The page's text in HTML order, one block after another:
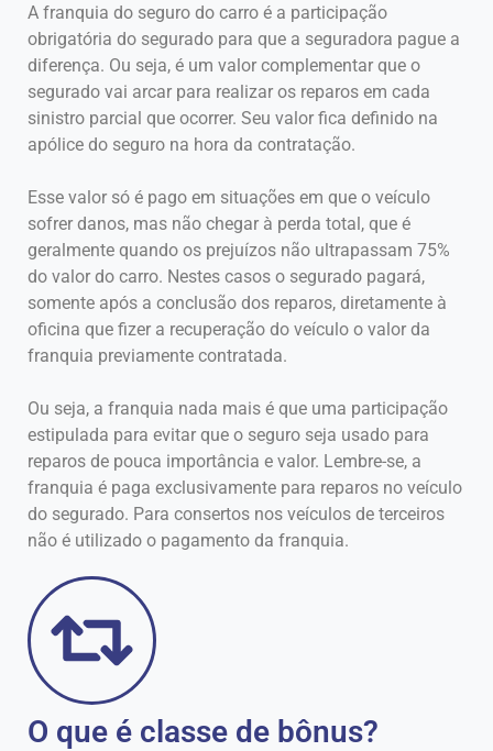
A franquia do seguro do carro é a participação
obrigatória do segurado para que a seguradora pague a
diferença. Ou seja, é um valor complementar que o
segurado vai arcar para realizar os reparos em cada
sinistro parcial que ocorrer. Seu valor fica definido na
apólice do seguro na hora da contratação.
Esse valor só é pago em situações em que o veículo
sofrer danos, mas não chegar à perda total, que é
geralmente quando os prejuízos não ultrapassam 75%
do valor do carro. Nestes casos o segurado pagará,
somente após a conclusão dos reparos, diretamente à
oficina que fizer a recuperação do veículo o valor da
franquia previamente contratada.
Ou seja, a franquia nada mais é que uma participação
estipulada para evitar que o seguro seja usado para
reparos de pouca importância e valor. Lembre-se, a
franquia é paga exclusivamente para reparos no veículo
do segurado. Para consertos nos veículos de terceiros
não é utilizado o pagamento da franquia.
O que é classe de bônus?